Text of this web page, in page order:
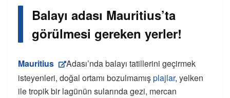
Balayı adası Mauritius’ta
görülmesi gereken yerler!
Mauritius
Adası’nda balayı tatillerini geçirmek
isteyenleri, doğal ortamı bozulmamışplajlar, yelken
ile tropik bir lagünün sularında gezi, mercan